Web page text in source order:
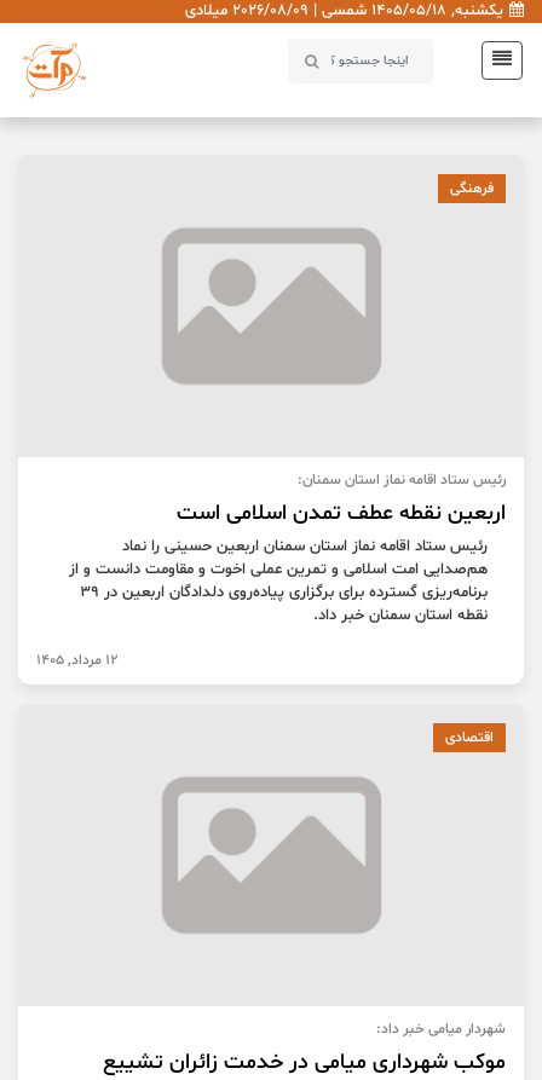
یکشنبه, 1405/05/18 شمسی | 2026/08/09 میلادی
فرهنگی
رئیس ستاد اقامه نماز استان سمنان:
اربعین نقطه عطف تمدن اسلامی است
رئیس ستاد اقامه نماز استان سمنان اربعین حسینی را نماد
هم‌صدایی امت اسلامی و تمرین عملی اخوت و مقاومت دانست و از
برنامه‌ریزی گسترده برای برگزاری پیاده‌روی دلدادگان اربعین در ۳۹
نقطه استان سمنان خبر داد.
12 مرداد, 1405
اقتصادی
شهردار میامی خبر داد:
موکب شهرداری میامی در خدمت زائران تشییع